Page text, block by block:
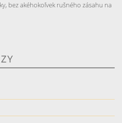
bez akéhokoľvek rušného zásahu na